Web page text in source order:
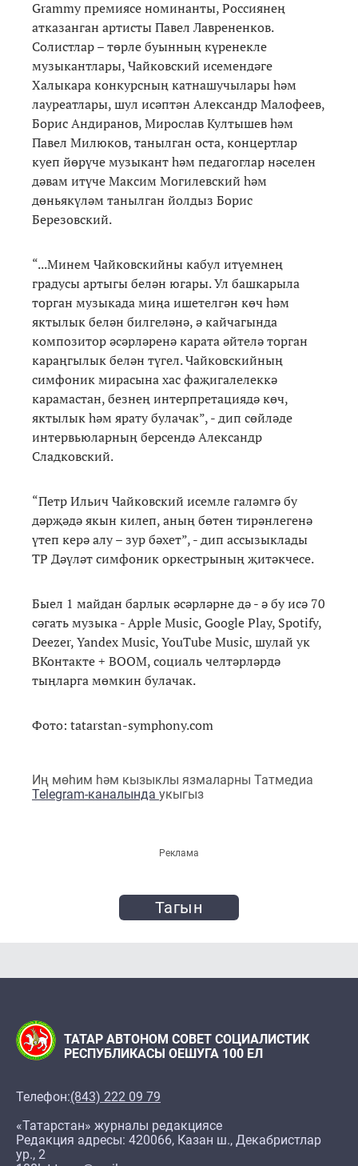
Grammy премиясе номинанты, Россиянең
атказанган артисты Павел Лаврененков.
Солистлар – төрле буынның күренекле
музыкантлары, Чайковский исемендәге
Халыкара конкурсның катнашучылары һәм
лауреатлары, шул исәптән Александр Малофеев,
Борис Андиранов, Мирослав Култышев һәм
Павел Милюков, танылган оста, концертлар
куеп йөрүче музыкант һәм педагоглар нәселен
дәвам итүче Максим Могилевский һәм
дөньякүләм танылган йолдыз Борис
Березовский.
“...Минем Чайковскийны кабул итүемнең
градусы артыгы белән югары. Ул башкарыла
торган музыкада миңа ишетелгән көч һәм
яктылык белән билгеләнә, ә кайчагында
композитор әсәрләренә карата әйтелә торган
караңгылык белән түгел. Чайковскийның
симфоник мирасына хас фаҗигалелеккә
карамастан, безнең интерпретациядә көч,
яктылык һәм ярату булачак”, - дип сөйләде
интервьюларның берсендә Александр
Сладковский.
“Петр Ильич Чайковский исемле галәмгә бу
дәрҗәдә якын килеп, аның бөтен тирәнлегенә
үтеп керә алу – зур бәхет”, - дип ассызыклады
ТР Дәүләт симфоник оркестрының җитәкчесе.
Быел 1 майдан барлык әсәрләрне дә - ә бу исә 70
сәгать музыка - Apple Music, Google Play, Spotify,
Deezer, Yandex Music, YouTube Music, шулай ук
ВКонтакте + ВООМ, социаль челтәрләрдә
тыңларга мөмкин булачак.
Фото: tatarstan-symphony.com
Иң мөһим һәм кызыклы язмаларны Татмедиа
Telegram-каналында укыгыз
Реклама
Тагын
ТАТАР АВТОНОМ СОВЕТ СОЦИАЛИСТИК
РЕСПУБЛИКАСЫ ОЕШУГА 100 ЕЛ
Телефон:(843) 222 09 79
«Татарстан» журналы редакциясе
Редакция адресы: 420066, Казан ш., Декабристлар
ур., 2